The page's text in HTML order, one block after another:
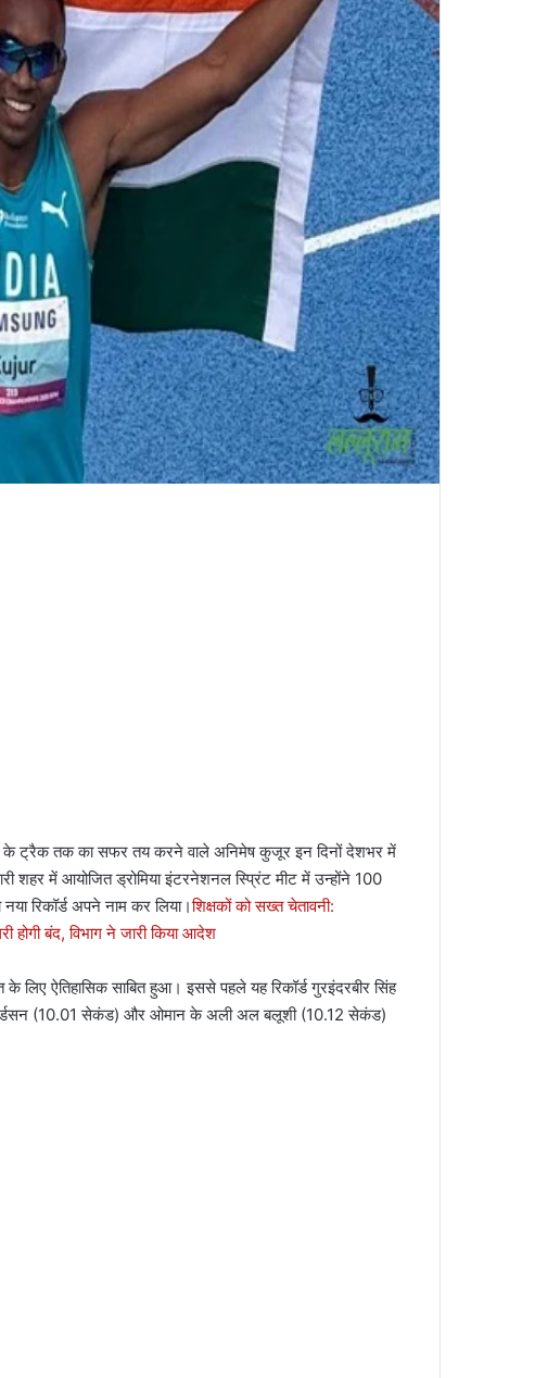
के ट्रैक तक का सफर तय करने वाले अनिमेष कुजूर इन दिनों देशभर में
शहर में आयोजित ड्रोमिया इंटरनेशनल स्प्रिंट मीट में उन्होंने 100
रिकॉर्ड अपने नाम कर लिया।शिक्षकों को सख्त चेतावनी:
होगी बंद, विभाग ने जारी किया आदेश
लिए ऐतिहासिक साबित हुआ। इससे पहले यह रिकॉर्ड गुरइंदरबीर सिंह
(10.01 सेकंड) और ओमान के अली अल बलूशी (10.12 सेकंड)